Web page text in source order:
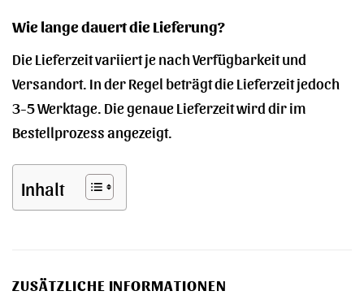
Wie lange dauert die Lieferung?
Die Lieferzeit variiert je nach Verfügbarkeit und
Versandort. In der Regel beträgt die Lieferzeit jedoch
3-5 Werktage. Die genaue Lieferzeit wird dir im
Bestellprozess angezeigt.
Inhalt
ZUSÄTZLICHE INFORMATIONEN